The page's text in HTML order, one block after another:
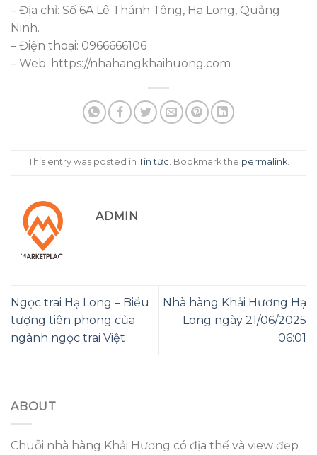
– Địa chỉ: Số 6A Lê Thánh Tông, Hạ Long, Quảng
Ninh.
– Điện thoại: 0966666106
– Web: https://nhahangkhaihuong.com
This entry was posted in Tin tức. Bookmark the permalink.
ADMIN
Ngọc trai Hạ Long – Biểu
tượng tiên phong của
ngành ngọc trai Việt
Nhà hàng Khải Hương Hạ
Long ngày 21/06/2025
06:01
ABOUT
Chuỗi nhà hàng Khải Hương có địa thế và view đẹp